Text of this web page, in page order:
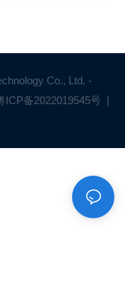
Co., Ltd. -
ICP备2022019545号 |